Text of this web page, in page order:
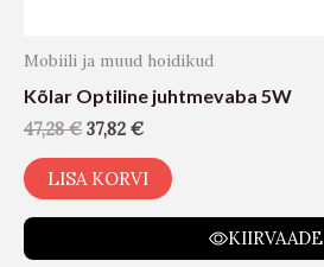
Mobiili ja muud hoidikud
Kõlar Optiline juhtmevaba 5W
47,28€ 37,82 €
LISA KORVI
KIIRVAADE